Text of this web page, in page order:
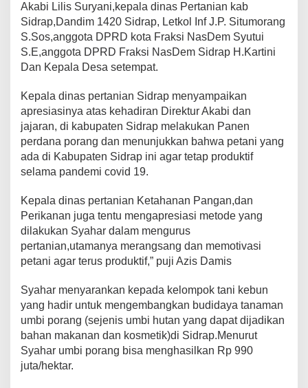
u
r
A
k
b
K
e
m
e
n
t
e
i
n
P
e
r
n
i
a
n
A
Akabi Lilis Suryani,kepala dinas Pertanian kab
Sidrap,Dandim 1420 Sidrap, Letkol Inf J.P. Situmorang
S.Sos,anggota DPRD kota Fraksi NasDem Syutui
S.E,anggota DPRD Fraksi NasDem Sidrap H.Kartini
Dan Kepala Desa setempat.
Kepala dinas pertanian Sidrap menyampaikan
apresiasinya atas kehadiran Direktur Akabi dan
jajaran, di kabupaten Sidrap melakukan Panen
perdana porang dan menunjukkan bahwa petani yang
ada di Kabupaten Sidrap ini agar tetap produktif
selama pandemi covid 19.
Kepala dinas pertanian Ketahanan Pangan,dan
Perikanan juga tentu mengapresiasi metode yang
dilakukan Syahar dalam mengurus
pertanian,utamanya merangsang dan memotivasi
petani agar terus produktif,” puji Azis Damis
Syahar menyarankan kepada kelompok tani kebun
yang hadir untuk mengembangkan budidaya tanaman
umbi porang (sejenis umbi hutan yang dapat dijadikan
bahan makanan dan kosmetik)di Sidrap.Menurut
Syahar umbi porang bisa menghasilkan Rp 990
juta/hektar.